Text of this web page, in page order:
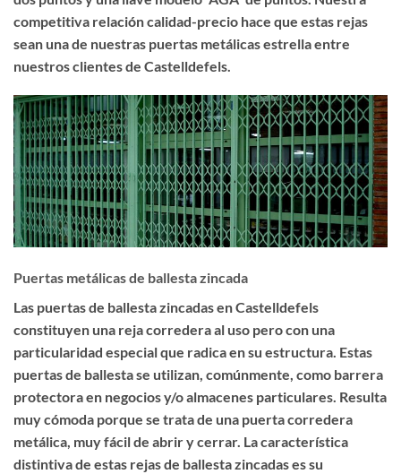
competitiva relación calidad-precio hace que estas rejas
sean una de nuestras puertas metálicas estrella entre
nuestros clientes de Castelldefels.
Puertas metálicas de ballesta zincada
Las puertas de ballesta zincadas en Castelldefels
constituyen una reja corredera al uso pero con una
particularidad especial que radica en su estructura. Estas
puertas de ballesta se utilizan, comúnmente, como barrera
protectora en negocios y/o almacenes particulares. Resulta
muy cómoda porque se trata de una puerta corredera
metálica, muy fácil de abrir y cerrar. La característica
distintiva de estas rejas de ballesta zincadas es su